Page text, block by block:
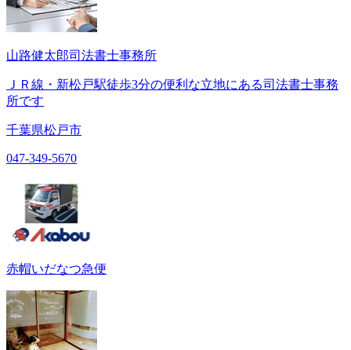
山路健太郎司法書士事務所
ＪＲ線・新松戸駅徒歩3分の便利な立地にある司法書士事務
所です
千葉県松戸市
047-349-5670
赤帽いだなつ急便